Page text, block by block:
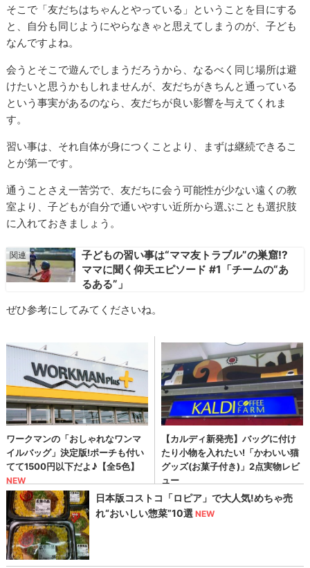
そこで「友だちはちゃんとやっている」ということを目にする
と、自分も同じようにやらなきゃと思えてしまうのが、子ども
なんですよね。
会うとそこで遊んでしまうだろうから、なるべく同じ場所は避
けたいと思うかもしれませんが、友だちがきちんと通っている
という事実があるのなら、友だちが良い影響を与えてくれま
す。
習い事は、それ自体が身につくことより、まずは継続できるこ
とが第一です。
通うことさえ一苦労で、友だちに会う可能性が少ない遠くの教
室より、子どもが自分で通いやすい近所から選ぶことも選択肢
に入れておきましょう。
子どもの習い事は“ママ友トラブル”の巣窟!?
ママに聞く仰天エピソード #1「チームの“あ
るある”」
ぜひ参考にしてみてくださいね。